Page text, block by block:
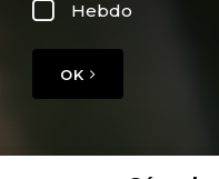
Hebdo
OK